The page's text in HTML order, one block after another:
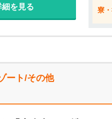
を見る 寮
ート/その他